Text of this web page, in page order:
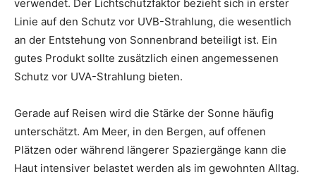
verwendet. Der Lichtschutzfaktor bezieht sich in erster
Linie auf den Schutz vor UVB-Strahlung, die wesentlich
an der Entstehung von Sonnenbrand beteiligt ist. Ein
gutes Produkt sollte zusätzlich einen angemessenen
Schutz vor UVA-Strahlung bieten.
Gerade auf Reisen wird die Stärke der Sonne häufig
unterschätzt. Am Meer, in den Bergen, auf offenen
Plätzen oder während längerer Spaziergänge kann die
Haut intensiver belastet werden als im gewohnten Alltag.